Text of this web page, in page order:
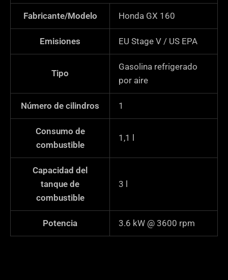
Fabricante/Modelo Honda GX 160
Emisiones EU Stage V / US EPA
Tipo
Gasolina refrigerado
por aire
Número de cilindros 1
Consumo de
combustible
1,1
Capacidad del
tanque de
combustible
3
Potencia 3.6 kW @ 3600 rpm